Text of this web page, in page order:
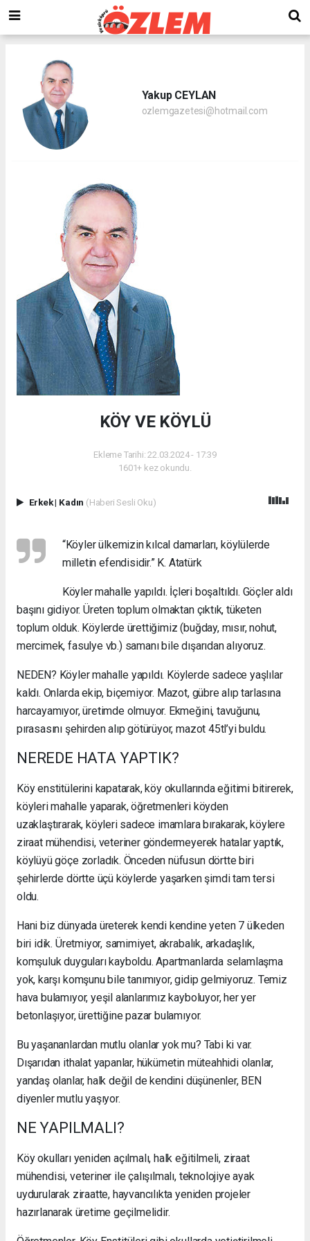
Yakup CEYLAN
ozlemgazetesi@hotmail.com
KÖY VE KÖYLÜ
Ekleme Tarihi: 22.03.2024 - 17:39
1601+ kez okundu.
Erkek| Kadın (Haberi Sesli Oku)
“Köyler ülkemizin kılcal damarları, köylülerde
milletin efendisidir.” K. Atatürk
Köyler mahalle yapıldı. İçleri boşaltıldı. Göçler aldı
başını gidiyor. Üreten toplum olmaktan çıktık, tüketen
toplum olduk. Köylerde ürettiğimiz (buğday, mısır, nohut,
mercimek, fasulye vb.) samanı bile dışarıdan alıyoruz.
NEDEN? Köyler mahalle yapıldı. Köylerde sadece yaşlılar
kaldı. Onlarda ekip, biçemiyor. Mazot, gübre alıp tarlasına
harcayamıyor, üretimde olmuyor. Ekmeğini, tavuğunu,
pırasasını şehirden alıp götürüyor, mazot 45tl’yi buldu.
NEREDE HATA YAPTIK?
Köy enstitülerini kapatarak, köy okullarında eğitimi bitirerek,
köyleri mahalle yaparak, öğretmenleri köyden
uzaklaştırarak, köyleri sadece imamlara bırakarak, köylere
ziraat mühendisi, veteriner göndermeyerek hatalar yaptık,
köylüyü göçe zorladık. Önceden nüfusun dörtte biri
şehirlerde dörtte üçü köylerde yaşarken şimdi tam tersi
oldu.
Hani biz dünyada üreterek kendi kendine yeten 7 ülkeden
biri idik. Üretmiyor, samimiyet, akrabalık, arkadaşlık,
komşuluk duyguları kayboldu. Apartmanlarda selamlaşma
yok, karşı komşunu bile tanımıyor, gidip gelmiyoruz. Temiz
hava bulamıyor, yeşil alanlarımız kayboluyor, her yer
betonlaşıyor, ürettiğine pazar bulamıyor.
Bu yaşananlardan mutlu olanlar yok mu? Tabi ki var.
Dışarıdan ithalat yapanlar, hükümetin müteahhidi olanlar,
yandaş olanlar, halk değil de kendini düşünenler, BEN
diyenler mutlu yaşıyor.
NE YAPILMALI?
Köy okulları yeniden açılmalı, halk eğitilmeli, ziraat
mühendisi, veteriner ile çalışılmalı, teknolojiye ayak
uydurularak ziraatte, hayvancılıkta yeniden projeler
hazırlanarak üretime geçilmelidir.